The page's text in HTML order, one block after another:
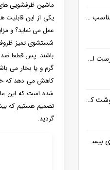
ماشین ظرفشویی های
یکی از این قابلیت
عمل می نماید؟ و
شستشوی تمیز
باشند. پس قطعا
گرم و یا بخار می
کاهش می دهد که
شده است که این
تصمیم هستیم که
گردید.
چگونه لوازم برقی مناسب آشپزی روزانه را ساده تر می کنند؟
چگونه با انتخاب درست لوازم برقی آشپزخانه، زمان آشپزی را نصف کنیم؟
برای ترکیب مواد گوشت کوب برقی بهتره یا مخلوط کن؟
سه محصول کاربردی بیسمارک برای آشپزخانه های مدرن